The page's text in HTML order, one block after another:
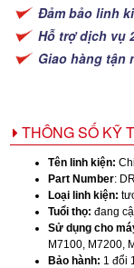
Đảm bảo linh
Hỗ trợ dịch vụ
Giao hàng tận
THÔNG SỐ KỸ
Tên linh kiện:
Part Number:
Loại linh kiện:
Tuổi thọ: đang
Sử dụng cho
M7100, M7200,
Bảo hành: 1 đổi